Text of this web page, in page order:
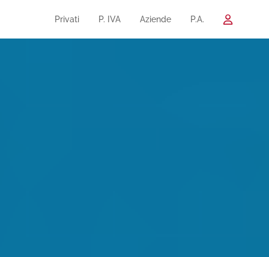
Privati P. IVA Aziende P.A.